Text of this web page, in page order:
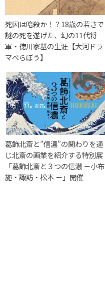
死因は暗殺か！？18歳の若さで
謎の死を遂げた、幻の11代将
軍・徳川家基の生涯【大河ドラ
マべらぼう】
葛飾北斎と”信濃”の関わりを通
じ北斎の画業を紹介する特別展
「葛飾北斎と３つの信濃 －小布
施・諏訪・松本 －」開催